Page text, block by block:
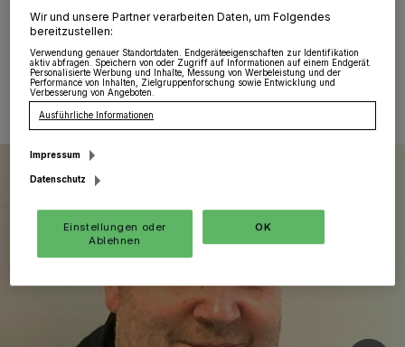
08.02.2025 , 11:27 Uhr Eine Minute Lesezeit
Wir und unsere Partner verarbeiten Daten, um Folgendes
bereitzustellen:
Verwendung genauer Standortdaten. Endgeräteeigenschaften zur Identifikation
aktiv abfragen. Speichern von oder Zugriff auf Informationen auf einem Endgerät.
Personalisierte Werbung und Inhalte, Messung von Werbeleistung und der
Performance von Inhalten, Zielgruppenforschung sowie Entwicklung und
Verbesserung von Angeboten.
Ausführliche Informationen
Impressum
Datenschutz
Einstellungen oder
Ablehnen
OK